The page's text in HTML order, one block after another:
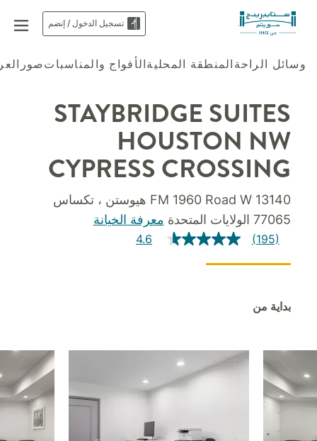
تسجيل الدخول / إنضم
وسائل الراحةالمنطقة المحليةالأفواج والمناسباتصور
STAYBRIDGE SUITES
HOUSTON NW
CYPRESS CROSSING
13140 FM 1960 Road W هيوستن ، تكساس
77065 الولايات المتحدة
معرفة الخيانة
4.6 (195)
بداية من